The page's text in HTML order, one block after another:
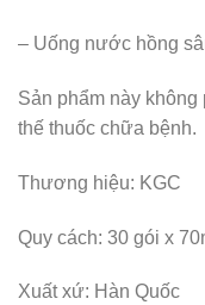
– Uống nước hồng
Sản phẩm này
thế thuốc chữa bệnh.
Thương hiệu: KGC
Quy cách: 30 gói x
Xuất xứ: Hàn Quốc